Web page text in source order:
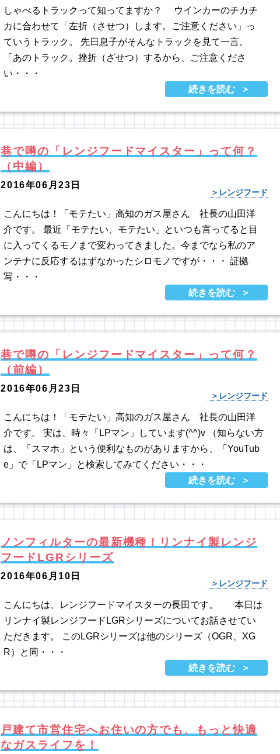
しゃべるトラックって知ってますか？ ウインカーのチカチ
カに合わせて「左折（させつ）します。ご注意ください」っ
ていうトラック。 先日息子がそんなトラックを見て一言。
「あのトラック。挫折（ざせつ）するから、ご注意くださ
い・・・
続きを読む
巷で噂の「レンジフードマイスター」って何？
（中編）
2016年06月23日
レンジフード
こんにちは！「モテたい」高知のガス屋さん 社長の山田洋
介です。 最近「モテたい、モテたい」といつも言ってると目
に入ってくるモノまで変わってきました。今までなら私のア
ンテナに反応するはずなかったシロモノですが・・・ 証拠
写・・・
続きを読む
巷で噂の「レンジフードマイスター」って何？
（前編）
2016年06月23日
レンジフード
こんにちは！「モテたい」高知のガス屋さん 社長の山田洋
介です。 実は、時々「LPマン」しています(^^)v （知らない方
は、「スマホ」という便利なものがありますから、「YouTub
e」で「LPマン」と検索してみてください・・・
続きを読む
ノンフィルターの最新機種！リンナイ製レンジ
フードLGRシリーズ
2016年06月10日
レンジフード
こんにちは、レンジフードマイスターの長田です。 本日は
リンナイ製レンジフードLGRシリーズについてお話させてい
ただきます。 このLGRシリーズは他のシリーズ（OGR、XG
R）と同・・・
続きを読む
戸建て市営住宅へお住いの方でも、もっと快適
なガスライフを！